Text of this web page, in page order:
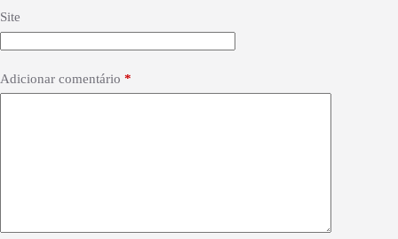
Site
Adicionar comentário *